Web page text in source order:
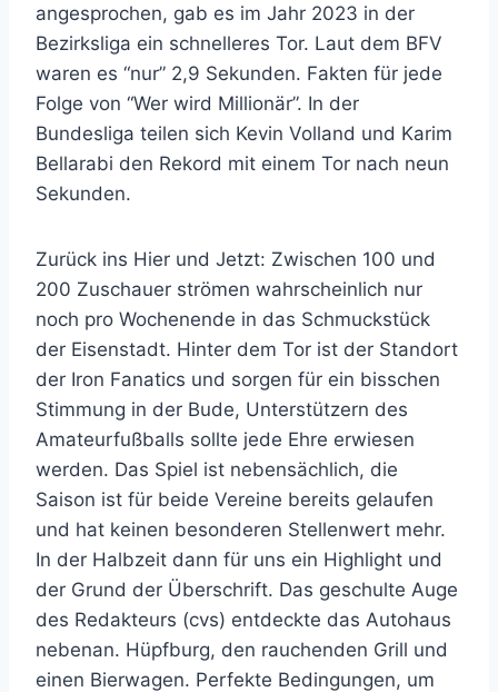
angesprochen, gab es im Jahr 2023 in der
Bezirksliga ein schnelleres Tor. Laut dem BFV
waren es “nur” 2,9 Sekunden. Fakten für jede
Folge von “Wer wird Millionär”. In der
Bundesliga teilen sich Kevin Volland und Karim
Bellarabi den Rekord mit einem Tor nach neun
Sekunden.
Zurück ins Hier und Jetzt: Zwischen 100 und
200 Zuschauer strömen wahrscheinlich nur
noch pro Wochenende in das Schmuckstück
der Eisenstadt. Hinter dem Tor ist der Standort
der Iron Fanatics und sorgen für ein bisschen
Stimmung in der Bude, Unterstützern des
Amateurfußballs sollte jede Ehre erwiesen
werden. Das Spiel ist nebensächlich, die
Saison ist für beide Vereine bereits gelaufen
und hat keinen besonderen Stellenwert mehr.
In der Halbzeit dann für uns ein Highlight und
der Grund der Überschrift. Das geschulte Auge
des Redakteurs (cvs) entdeckte das Autohaus
nebenan. Hüpfburg, den rauchenden Grill und
einen Bierwagen. Perfekte Bedingungen, um